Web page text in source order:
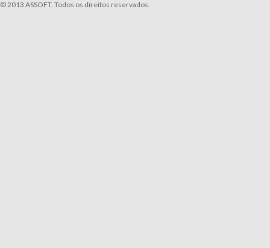
© 2013 ASSOFT. Todos os direitos reservados.